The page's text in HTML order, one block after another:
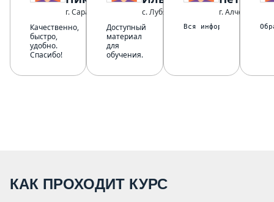
г. Саратов
Качественно,
быстро,
удобно.
Спасибо!
с. Лубяны
Доступный
материал
для
обучения.
г. Алчевск ЛНР
Вся информация дана
КАК ПРОХОДИТ КУРС